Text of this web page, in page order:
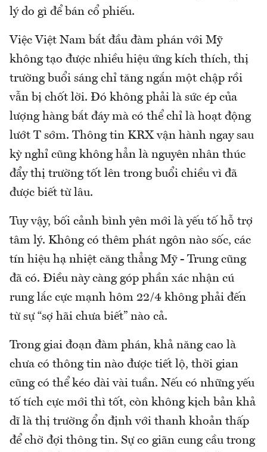
lý do gì để bán cổ phiếu.
Việc Việt Nam bắt đầu đàm phán với Mỹ
không tạo được nhiều hiệu ứng kích thích, thị
trường buổi sáng chỉ tăng ngắn một chập rồi
vẫn bị chốt lời. Đó không phải là sức ép của
lượng hàng bắt đáy mà có thể chỉ là hoạt động
lướt T sớm. Thông tin KRX vận hành ngay sau
kỳ nghỉ cũng không hẳn là nguyên nhân thúc
đẩy thị trường tốt lên trong buổi chiều vì đã
được biết từ lâu.
Tuy vậy, bối cảnh bình yên mới là yếu tố hỗ trợ
tâm lý. Không có thêm phát ngôn nào sốc, các
tín hiệu hạ nhiệt căng thẳng Mỹ - Trung cũng
đã có. Điều này càng góp phần xác nhận cú
rung lắc cực mạnh hôm 22/4 không phải đến
từ sự “sợ hãi chưa biết” nào cả.
Trong giai đoạn đàm phán, khả năng cao là
chưa có thông tin nào được tiết lộ, thời gian
cũng có thể kéo dài vài tuần. Nếu có những yếu
tố tích cực mới thì tốt, còn không kịch bản khả
dĩ là thị trường ổn định với thanh khoản thấp
để chờ đợi thông tin. Sự co giãn cung cầu trong